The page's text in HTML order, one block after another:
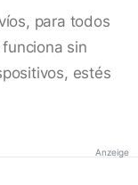
para todos
sin
estés
Anzeige